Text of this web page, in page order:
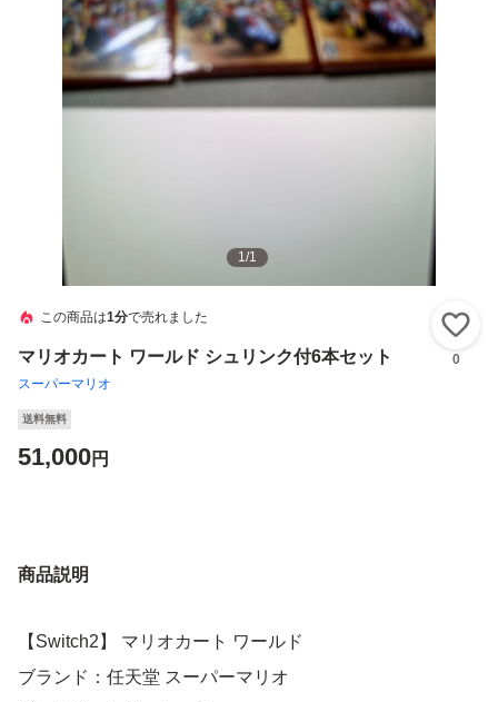
1/1
この商品は1分で売れました
マリオカート ワールド シュリンク付6本セット
スーパーマリオ
0
送料無料
51,000円
商品説明
【Switch2】 マリオカート ワールド
ブランド：任天堂 スーパーマリオ